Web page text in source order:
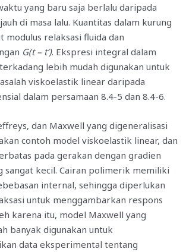
yang baru saja berlalu daripada
di masa lalu. Kuantitas dalam kurung
modulus relaksasi fluida dan
G(t – t’). Ekspresi integral dalam
lebih mudah digunakan untuk
viskoelastik linear daripada
dalam persamaan 8.4-5 dan 8.4-6.
dan Maxwell yang digeneralisasi
contoh model viskoelastik linear, dan
pada gerakan dengan gradien
sangat kecil. Cairan polimerik memiliki
internal, sehingga diperlukan
untuk menggambarkan respons
karena itu, model Maxwell yang
banyak digunakan untuk
data eksperimental tentang